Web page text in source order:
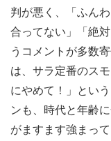
判が悪く、「ふん
合ってない」「絶
うコメントが多数
は、サラ定番のス
にやめて！」とい
ンも、時代と年齢
がますます強まって